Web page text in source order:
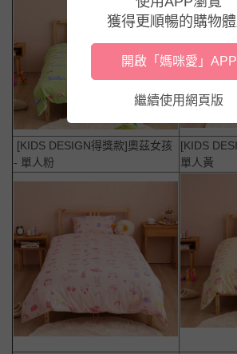
[KIDS DESIGN得獎款]奧茲女孩
- 單人粉
[KIDS
單人黃
獲得更順暢的購物
開啟「媽咪愛」APP
繼續使用網頁版